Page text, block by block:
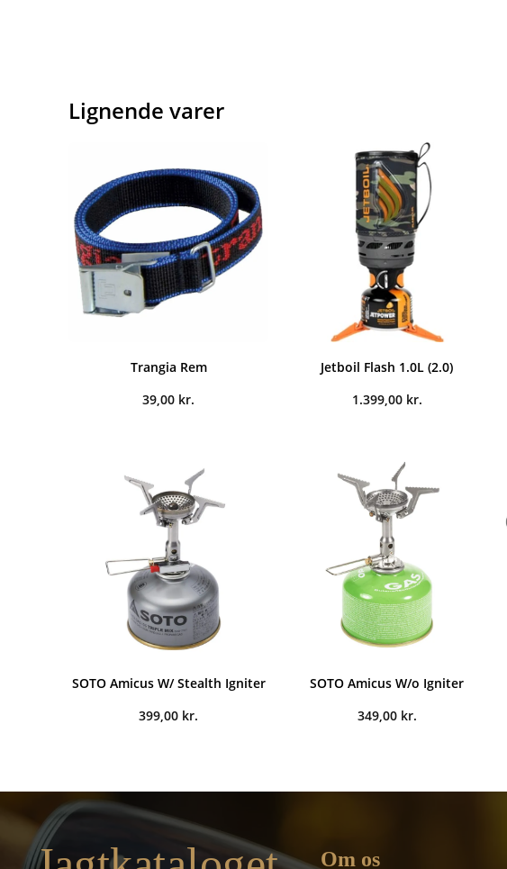
Lignende varer
Trangia Rem
39,00 kr.
Jetboil Flash 1.0L (2.0)
1.399,00 kr.
SOTO Amicus W/ Stealth Igniter
399,00 kr.
SOTO Amicus W/o Igniter
349,00 kr.
Om os